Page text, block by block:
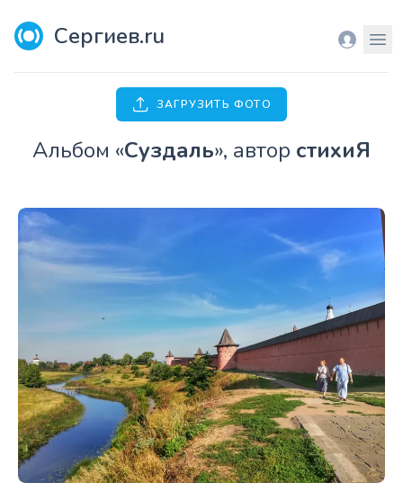
Сергиев.ru Вход
ЗАГРУЗИТЬ ФОТО
Aльбом «Суздаль», автор стихиЯ